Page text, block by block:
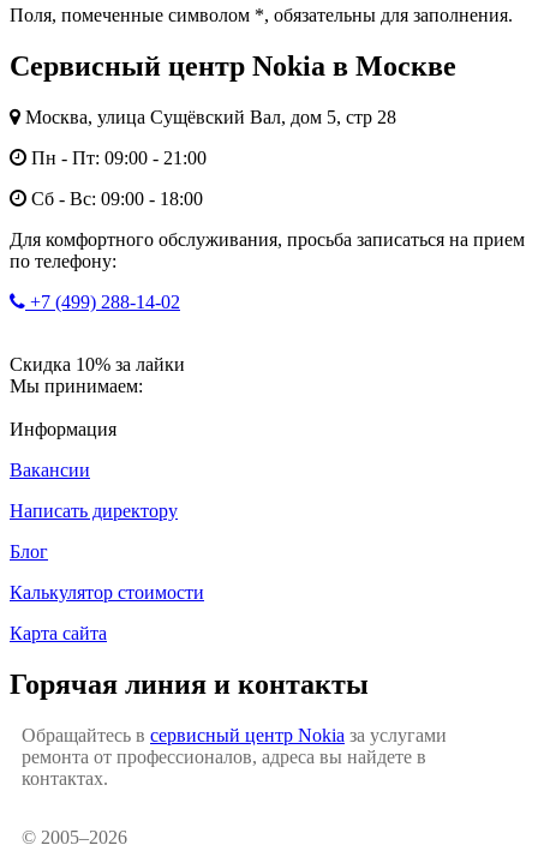
Поля, помеченные символом *, обязательны для заполнения.
Сервисный центр Nokia в Москве
Москва, улица Сущёвский Вал, дом 5, стр 28
Пн - Пт: 09:00 - 21:00
Сб - Вс: 09:00 - 18:00
Для комфортного обслуживания, просьба записаться на прием
по телефону:
+7 (499) 288-14-02
Скидка 10% за лайки
Мы принимаем:
Информация
Вакансии
Написать директору
Блог
Калькулятор стоимости
Карта сайта
Горячая линия и контакты
Обращайтесь в сервисный центр Nokia за услугами
ремонта от профессионалов, адреса вы найдете в
контактах.
© 2005–2026